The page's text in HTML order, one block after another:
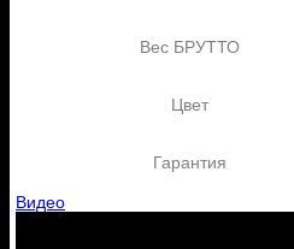
Вес БРУТТО
Цвет
Гарантия
Видео